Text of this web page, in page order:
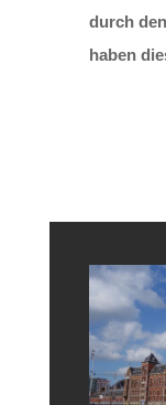
durch
haben